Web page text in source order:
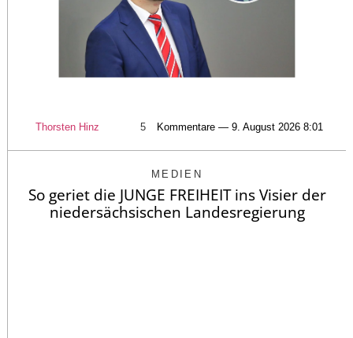
Thorsten Hinz 5 Kommentare — 9. August 2026 8:01
MEDIEN
So geriet die JUNGE FREIHEIT ins Visier der
niedersächsischen Landesregierung